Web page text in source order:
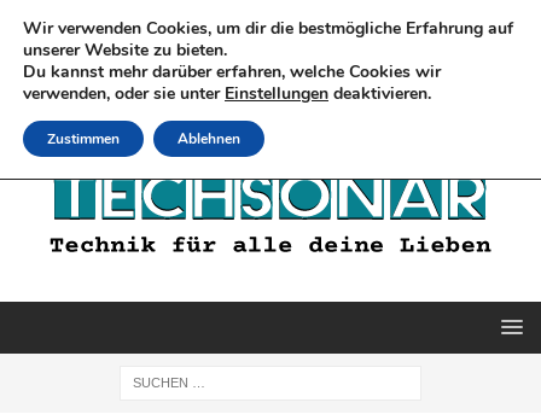
Wir verwenden Cookies, um dir die bestmögliche Erfahrung auf
unserer Website zu bieten.
Du kannst mehr darüber erfahren, welche Cookies wir
verwenden, oder sie unter Einstellungen deaktivieren.
Zustimmen Ablehnen